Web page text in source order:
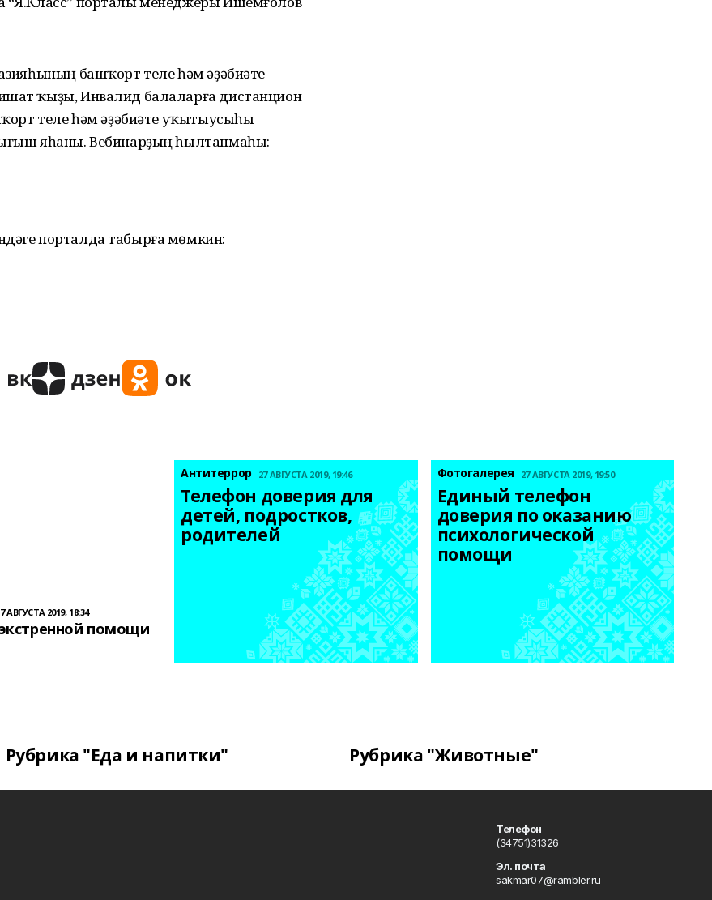
башҡорт теле һәм әҙәбиәте
ҡыҙы, Инвалид балаларға дистанцион
теле һәм әҙәбиәте уҡытыусыһы
яһаны. Вебинарҙың һылтанмаһы:
порталда табырға мөмкин:
АВГУСТА 2019, 18:34
помощи
Антитеррор 27 АВГУСТА 2019, 19:46
Телефон доверия для
детей, подростков,
родителей
Фотогалерея 27 АВГУСТА 2019, 19:50
Единый телефон
доверия по оказанию
психологической
помощи
Рубрика "Еда и напитки" Рубрика "Животные"
Телефон
(34751)31326
Эл. почта
sakmar07@rambler.ru